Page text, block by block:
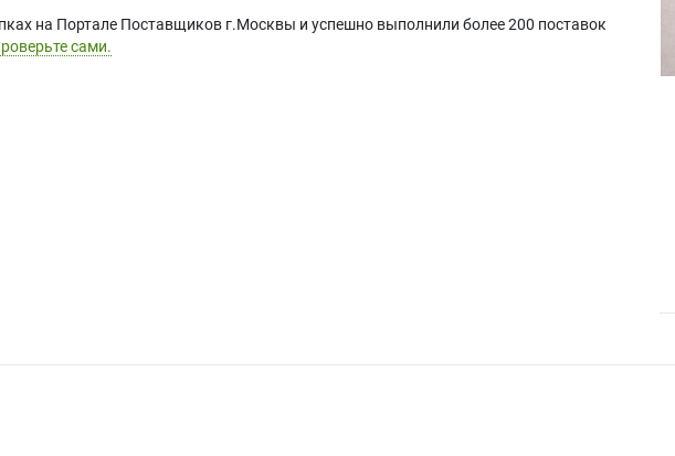
на Портале Поставщиков г.Москвы и успешно выполнили более 200 поставок
сами.